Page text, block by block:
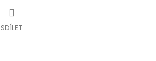
SDÍLET